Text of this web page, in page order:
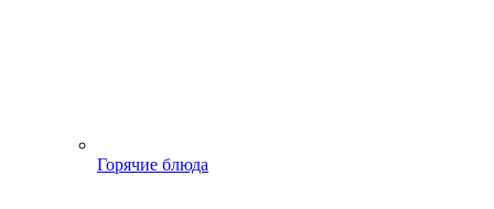
Горячие блюда